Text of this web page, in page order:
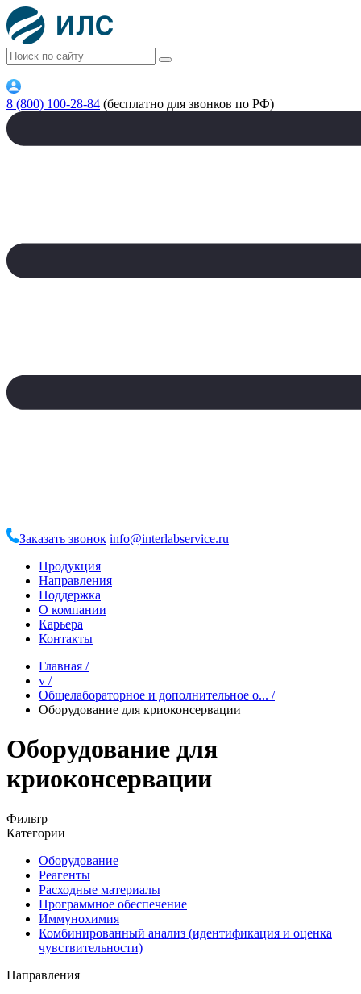
8 (800) 100-28-84 (бесплатно для звонков по РФ)
Заказать звонок info@interlabservice.ru
Продукция
Направления
Поддержка
О компании
Карьера
Контакты
Главная /
v /
Общелабораторное и дополнительное о... /
Оборудование для криоконсервации
Оборудование для
криоконсервации
Фильтр
Категории
Оборудование
Реагенты
Расходные материалы
Программное обеспечение
Иммунохимия
Комбинированный анализ (идентификация и оценка
чувствительности)
Направления